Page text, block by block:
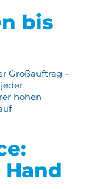
bis
Großauftrag –
hohen